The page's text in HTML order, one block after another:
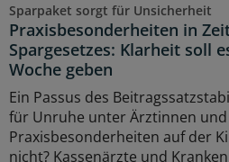
Sparpaket sorgt für Unsicherheit
Praxisbesonderheiten in
Spargesetzes: Klarheit soll
Woche geben
Ein Passus des
für Unruhe unter Ärztinnen und
Praxisbesonderheiten auf der
nicht? Kassenärzte und